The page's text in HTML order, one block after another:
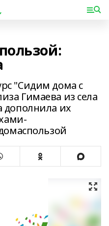
"Сидим дома с
Гимаева из села
дополнила их